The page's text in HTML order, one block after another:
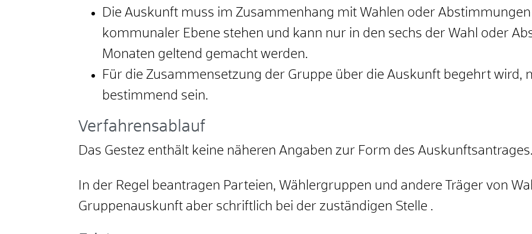
Die Auskunft muss im Zusammenhang mit Wahlen oder
kommunaler Ebene stehen und kann nur in den sechs der Wahl oder
Monaten geltend gemacht werden.
Für die Zusammensetzung der Gruppe über die Auskunft begehrt wird,
bestimmend sein.
Verfahrensablauf
Das Gestez enthält keine näheren Angaben zur Form des Auskunftsantrages.
In der Regel beantragen Parteien, Wählergruppen und andere Träger von
Gruppenauskunft aber schriftlich bei der zuständigen Stelle .